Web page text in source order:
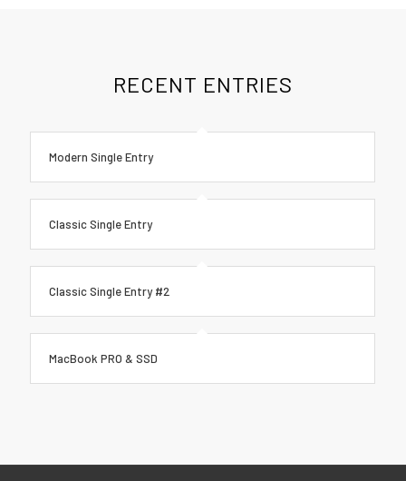
RECENT ENTRIES
Modern Single Entry
Classic Single Entry
Classic Single Entry #2
MacBook PRO & SSD